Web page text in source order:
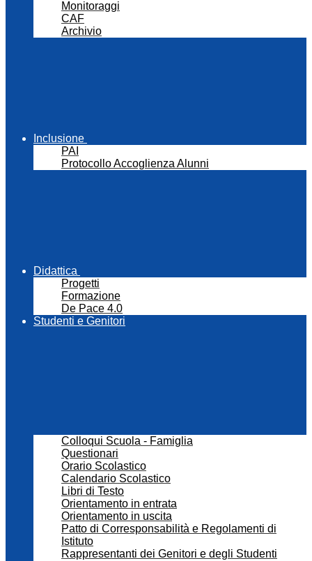
Monitoraggi
CAF
Archivio
Inclusione
PAI
Protocollo Accoglienza Alunni
Didattica
Progetti
Formazione
De Pace 4.0
Studenti e Genitori
Colloqui Scuola - Famiglia
Questionari
Orario Scolastico
Calendario Scolastico
Libri di Testo
Orientamento in entrata
Orientamento in uscita
Patto di Corresponsabilità e Regolamenti di
Istituto
Rappresentanti dei Genitori e degli Studenti